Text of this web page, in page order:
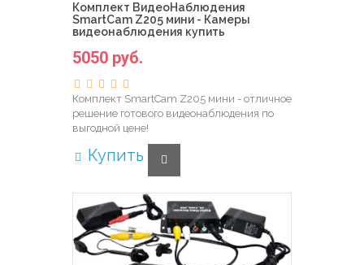
Комплект ВидеоНаблюдения
SmartCam Z205 мини - Камеры
видеонаблюдения купить
5050 руб.
Комплект SmartCam Z205 мини - отличное
решение готового видеонаблюдения по
выгодной цене!
Купить